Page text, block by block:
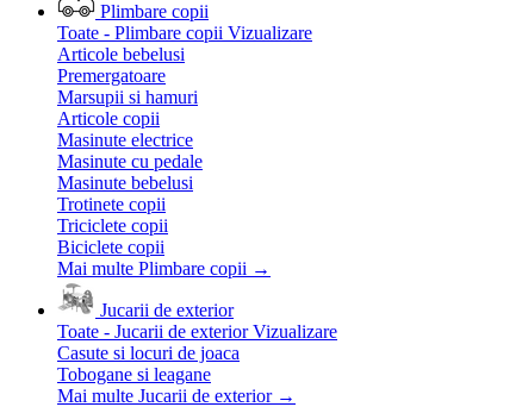
Plimbare copii
Toate - Plimbare copii Vizualizare
Articole bebelusi
Premergatoare
Marsupii si hamuri
Articole copii
Masinute electrice
Masinute cu pedale
Masinute bebelusi
Trotinete copii
Triciclete copii
Biciclete copii
Mai multe Plimbare copii →
Jucarii de exterior
Toate - Jucarii de exterior Vizualizare
Casute si locuri de joaca
Tobogane si leagane
Mai multe Jucarii de exterior →